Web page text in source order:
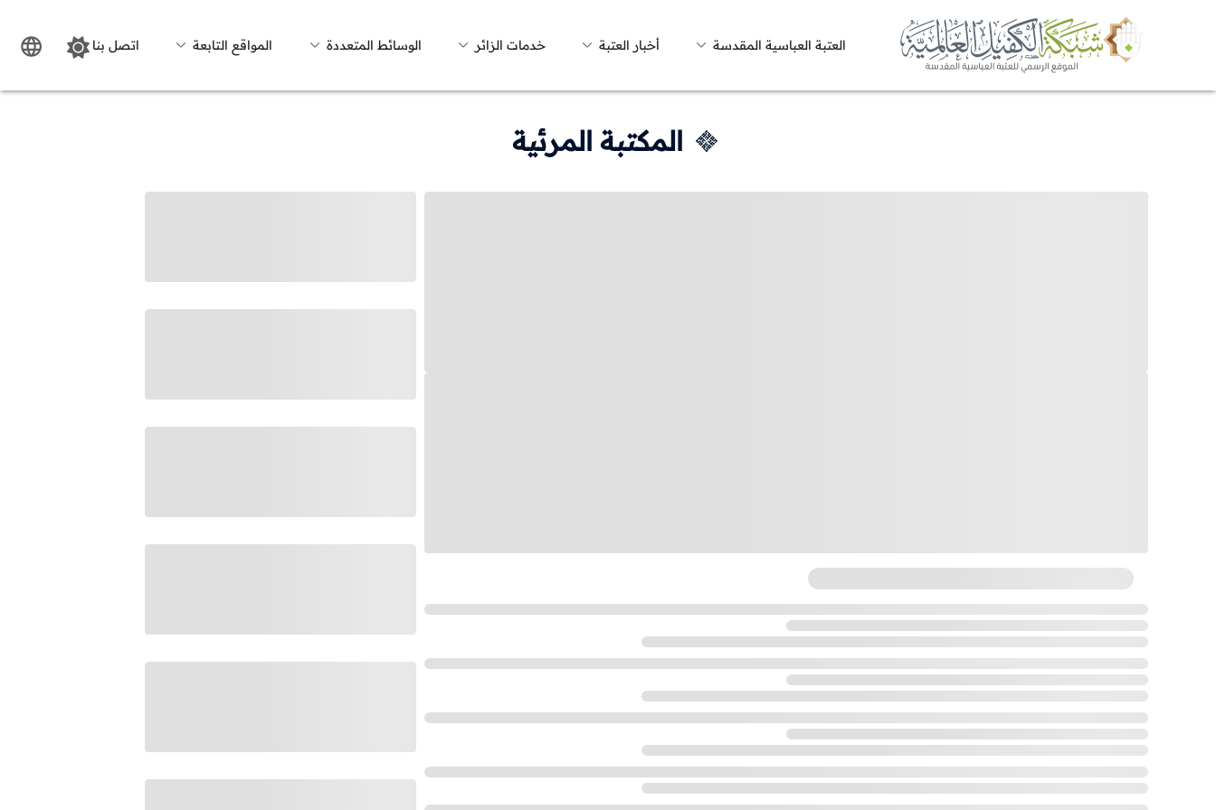
العتبة العباسية المقدسة أخبار العتبة خدمات الزائر الوسائط المتعددة المواقع التابعة اتصل بنا
المكتبة المرئية